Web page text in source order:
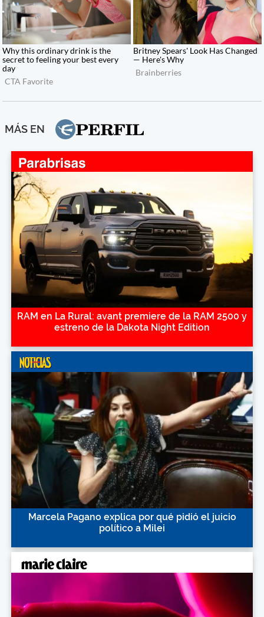
MÁS EN
RAM en La Rural: avant premiere de la RAM 2500 y
estreno de la Dakota Night Edition
Marcela Pagano explica por qué pidió el juicio
político a Milei